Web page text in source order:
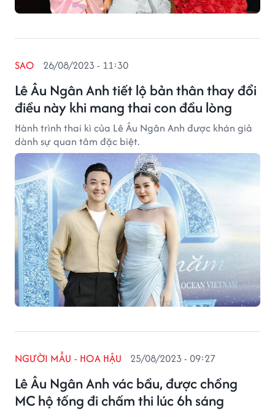
Lê Âu Ngân Anh tiết lộ bản thân thay đổi
điều này khi mang thai con đầu lòng
SAO 26/08/2023 - 11:30
Hành trình thai kì của Lê Âu Ngân Anh được khán giả
dành sự quan tâm đặc biệt.
Lê Âu Ngân Anh vác bầu, được chồng
MC hộ tống đi chấm thi lúc 6h sáng
NGƯỜI MẪU - HOA HẬU 25/08/2023 - 09:27